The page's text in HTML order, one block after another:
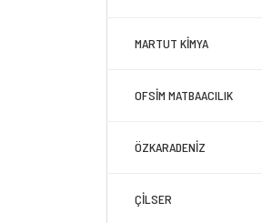
MARTUT KİMYA
OFSİM MATBAACILIK
ÖZKARADENİZ
ÇİLSER